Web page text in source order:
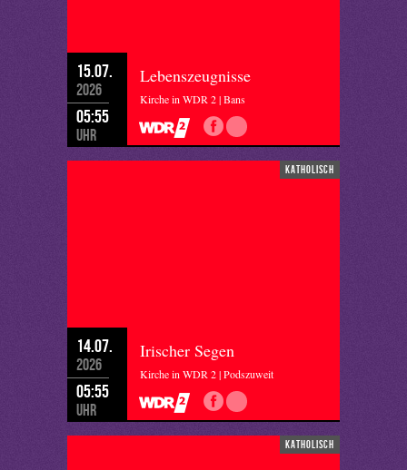
15.07.
2026
05:55
Uhr
Lebenszeugnisse
Kirche in WDR 2 | Bans
katholisch
14.07.
2026
05:55
Uhr
Irischer Segen
Kirche in WDR 2 | Podszuweit
katholisch